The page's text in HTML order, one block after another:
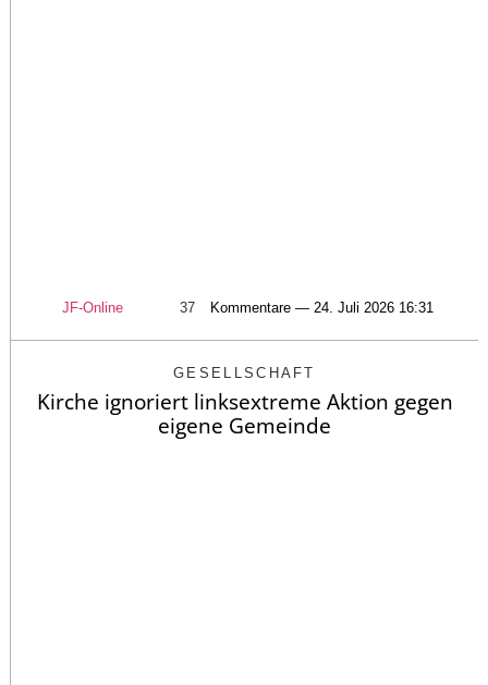
JF-Online 37 Kommentare — 24. Juli 2026 16:31
GESELLSCHAFT
Kirche ignoriert linksextreme Aktion gegen
eigene Gemeinde